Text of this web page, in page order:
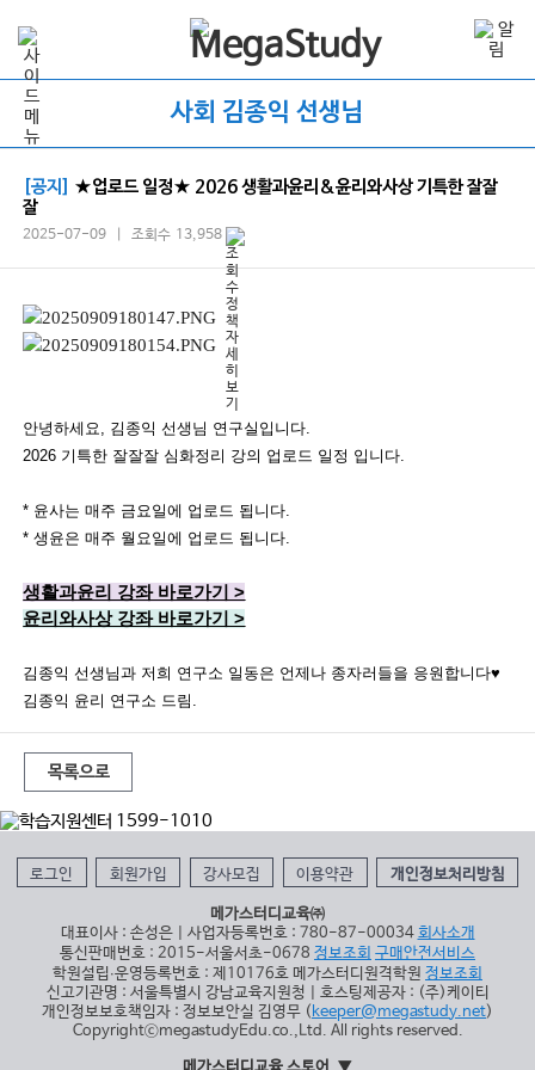
사회 김종익 선생님
[공지]
★업로드 일정★ 2026 생활과윤리&윤리와사상 기특한 잘잘
잘
2025-07-09 | 조회수 13,958
안녕하세요, 김종익 선생님 연구실입니다.
2026 기특한 잘잘잘 심화정리 강의 업로드 일정 입니다.
* 윤사는 매주 금요일에 업로드 됩니다.
* 생윤은 매주 월요일에 업로드 됩니다.
생활과윤리 강좌 바로가기 >
윤리와사상 강좌 바로가기 >
김종익 선생님과 저희 연구소 일동은 언제나 종자러들을 응원합니다♥
김종익 윤리 연구소 드림.
목록으로
로그인 회원가입 강사모집 이용약관 개인정보처리방침
메가스터디교육㈜
대표이사 : 손성은 | 사업자등록번호 : 780-87-00034 회사소개
통신판매번호 : 2015-서울서초-0678 정보조회 구매안전서비스
학원설립∙운영등록번호 : 제10176호 메가스터디원격학원 정보조회
신고기관명 : 서울특별시 강남교육지원청 | 호스팅제공자 : (주)케이티
개인정보보호책임자 : 정보보안실 김영무 (keeper@megastudy.net)
CopyrightⓒmegastudyEdu.co.,Ltd. All rights reserved.